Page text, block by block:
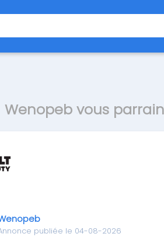
Wenopeb vous
publiée le 04-08-2026